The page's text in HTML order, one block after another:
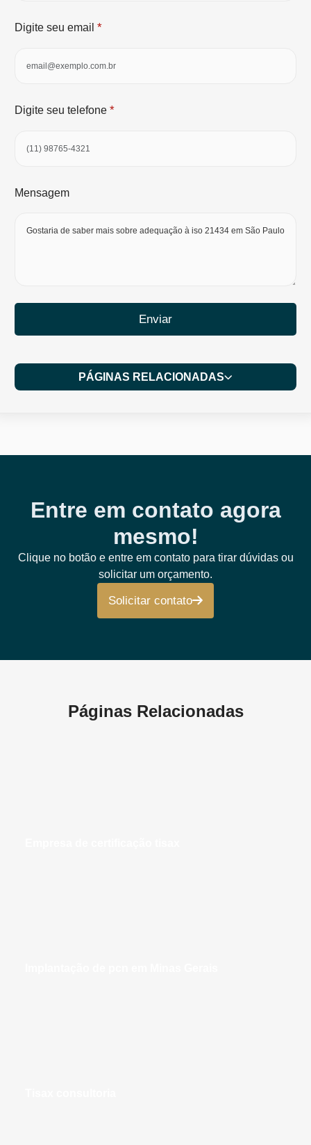
Digite seu email *
Digite seu telefone *
Mensagem
Enviar
PÁGINAS RELACIONADAS
Entre em contato agora
mesmo!
Clique no botão e entre em contato para tirar dúvidas ou
solicitar um orçamento.
Solicitar contato
Páginas Relacionadas